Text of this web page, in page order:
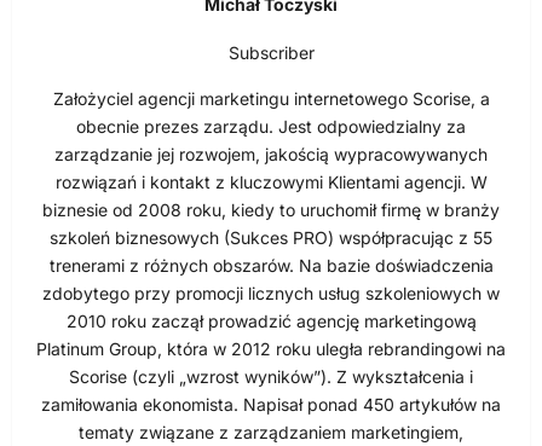
Subscriber
Założyciel agencji marketingu internetowego Scorise, a
obecnie prezes zarządu. Jest odpowiedzialny za
zarządzanie jej rozwojem, jakością wypracowywanych
rozwiązań i kontakt z kluczowymi Klientami agencji. W
biznesie od 2008 roku, kiedy to uruchomił firmę w branży
szkoleń biznesowych (Sukces PRO) współpracując z 55
trenerami z różnych obszarów. Na bazie doświadczenia
zdobytego przy promocji licznych usług szkoleniowych w
2010 roku zaczął prowadzić agencję marketingową
Platinum Group, która w 2012 roku uległa rebrandingowi na
Scorise (czyli „wzrost wyników”). Z wykształcenia i
zamiłowania ekonomista. Napisał ponad 450 artykułów na
tematy związane z zarządzaniem marketingiem,